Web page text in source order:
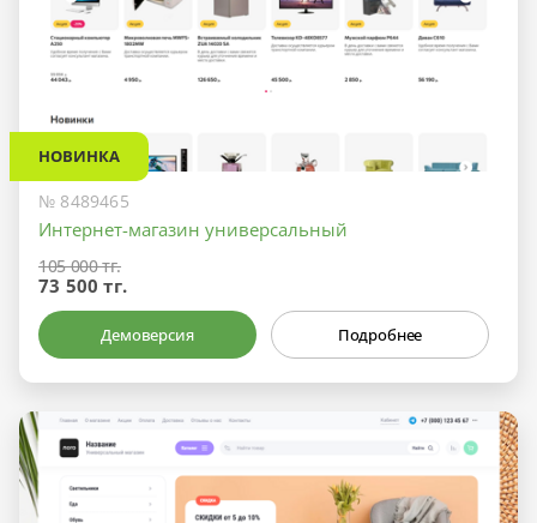
НОВИНКА
№ 8489465
Интернет-магазин универсальный
105 000 тг.
73 500 тг.
Демоверсия Подробнее